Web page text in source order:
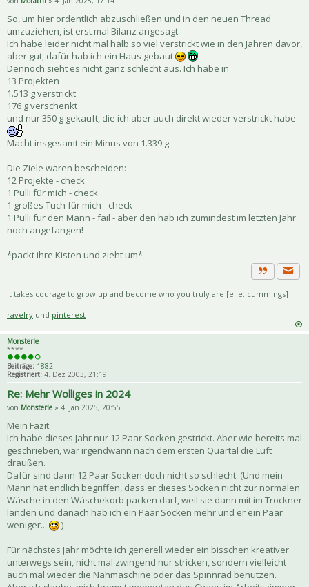
So, um hier ordentlich abzuschließen und in den neuen Thread
umzuziehen, ist erst mal Bilanz angesagt.
Ich habe leider nicht mal halb so viel verstrickt wie in den Jahren davor,
aber gut, dafür hab ich ein Haus gebaut
Dennoch sieht es nicht ganz schlecht aus. Ich habe in
13 Projekten
1.513 g verstrickt
176 g verschenkt
und nur 350 g gekauft, die ich aber auch direkt wieder verstrickt habe
Macht insgesamt ein Minus von 1.339 g
Die Ziele waren bescheiden:
12 Projekte - check
1 Pulli für mich - check
1 großes Tuch für mich - check
1 Pulli für den Mann - fail - aber den hab ich zumindest im letzten Jahr
noch angefangen!
*packt ihre Kisten und zieht um*
Zitat
it takes courage to grow up and become who you truly are [e. e. cummings]
ravelry und pinterest
Monsterle
****
Beiträge: 1882
Registriert: 4. Dez 2003, 21:19
Re: Mehr Wolliges in 2024
von Monsterle » 4. Jan 2025, 20:55
Mein Fazit:
Ich habe dieses Jahr nur 12 Paar Socken gestrickt. Aber wie bereits mal
geschrieben, war irgendwann nach dem ersten Quartal die Luft
draußen.
Dafür sind dann 12 Paar Socken doch nicht so schlecht. (Und mein
Mann hat endlich begriffen, dass er dieses Socken nicht zur normalen
Wäsche in den Wäschekorb packen darf, weil sie dann mit im Trockner
landen und danach hab ich ein Paar Socken mehr und er ein Paar
weniger...
)
Für nächstes Jahr möchte ich generell wieder ein bisschen kreativer
unterwegs sein, nicht mal zwingend nur stricken, sondern vielleicht
auch mal wieder die Nähmaschine oder das Spinnrad benutzen.